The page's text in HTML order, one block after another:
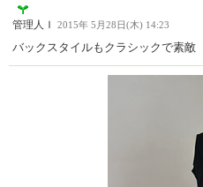
管理人Ｉ 2015年 5月28日(木) 14:23
バックスタイルもクラシックで素敵